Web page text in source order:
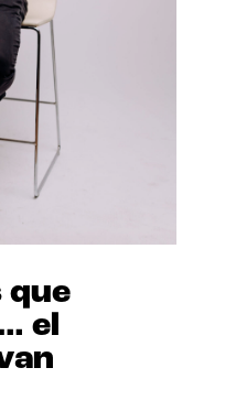
que
el